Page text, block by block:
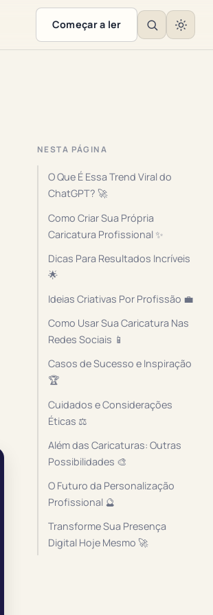
Começar a ler
NESTA PÁGINA
O Que É Essa Trend Viral do
ChatGPT? 🚀
Como Criar Sua Própria
Caricatura Profissional ✨
Dicas Para Resultados Incríveis
🌟
Ideias Criativas Por Profissão 💼
Como Usar Sua Caricatura Nas
Redes Sociais 📱
Casos de Sucesso e Inspiração
🏆
Cuidados e Considerações
Éticas ⚖️
Além das Caricaturas: Outras
Possibilidades 🎨
O Futuro da Personalização
Profissional 🔮
Transforme Sua Presença
Digital Hoje Mesmo 🚀